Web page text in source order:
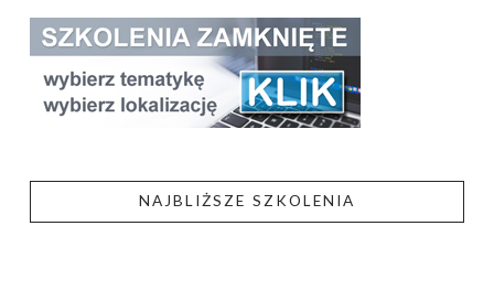
NAJBLIŻSZE SZKOLENIA